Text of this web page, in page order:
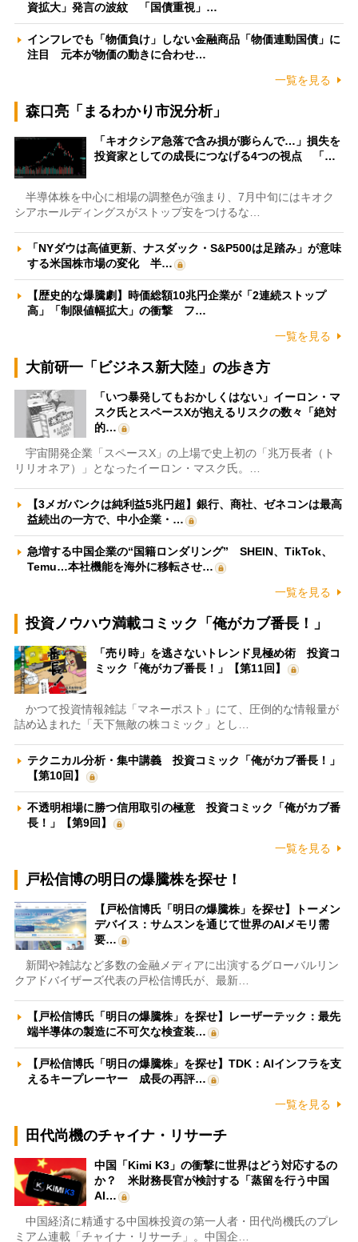
資拡大」発言の波紋 「国債重視」…
インフレでも「物価負け」しない金融商品「物価連動国債」に
注目 元本が物価の動きに合わせ…
一覧を見る
森口亮「まるわかり市況分析」
「キオクシア急落で含み損が膨らんで…」損失を
投資家としての成長につなげる4つの視点 「…
半導体株を中心に相場の調整色が強まり、7月中旬にはキオク
シアホールディングスがストップ安をつけるな…
「NYダウは高値更新、ナスダック・S&P500は足踏み」が意味
する米国株市場の変化 半…
【歴史的な爆騰劇】時価総額10兆円企業が「2連続ストップ
高」「制限値幅拡大」の衝撃 フ…
一覧を見る
大前研一「ビジネス新大陸」の歩き方
「いつ暴発してもおかしくはない」イーロン・マ
スク氏とスペースXが抱えるリスクの数々「絶対
的…
宇宙開発企業「スペースX」の上場で史上初の「兆万長者（ト
リリオネア）」となったイーロン・マスク氏。…
【3メガバンクは純利益5兆円超】銀行、商社、ゼネコンは最高
益続出の一方で、中小企業・…
急増する中国企業の“国籍ロンダリング” SHEIN、TikTok、
Temu…本社機能を海外に移転させ…
一覧を見る
投資ノウハウ満載コミック「俺がカブ番長！」
「売り時」を逃さないトレンド見極め術 投資コ
ミック「俺がカブ番長！」【第11回】
かつて投資情報雑誌「マネーポスト」にて、圧倒的な情報量が
詰め込まれた「天下無敵の株コミック」とし…
テクニカル分析・集中講義 投資コミック「俺がカブ番長！」
【第10回】
不透明相場に勝つ信用取引の極意 投資コミック「俺がカブ番
長！」【第9回】
一覧を見る
戸松信博の明日の爆騰株を探せ！
【戸松信博氏「明日の爆騰株」を探せ】トーメン
デバイス：サムスンを通じて世界のAIメモリ需
要…
新聞や雑誌など多数の金融メディアに出演するグローバルリン
クアドバイザーズ代表の戸松信博氏が、最新…
【戸松信博氏「明日の爆騰株」を探せ】レーザーテック：最先
端半導体の製造に不可欠な検査装…
【戸松信博氏「明日の爆騰株」を探せ】TDK：AIインフラを支
えるキープレーヤー 成長の再評…
一覧を見る
田代尚機のチャイナ・リサーチ
中国「Kimi K3」の衝撃に世界はどう対応するの
か？ 米財務長官が検討する「蒸留を行う中国
AI…
中国経済に精通する中国株投資の第一人者・田代尚機氏のプレ
ミアム連載「チャイナ・リサーチ」。中国企…